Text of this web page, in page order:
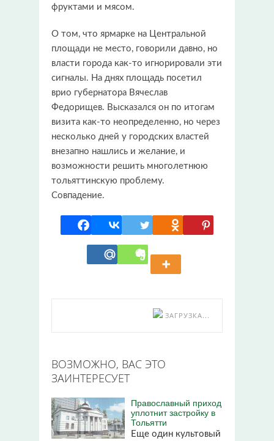
фруктами и мясом.
О том, что ярмарке на Центральной
площади не место, говорили давно, но
власти города как-то игнорировали эти
сигналы. На днях площадь посетил
врио губернатора Вячеслав
Федорищев. Высказался он по итогам
визита как-то неопределенно, но через
несколько дней у городских властей
внезапно нашлись и желание, и
возможности решить многолетнюю
тольяттинскую проблему.
Совпадение.
ЗАГРУЗКА...
ВОЗМОЖНО, ВАС ЭТО
ЗАИНТЕРЕСУЕТ
Православный приход
уплотнит застройку в
Тольятти
Еще один культовый